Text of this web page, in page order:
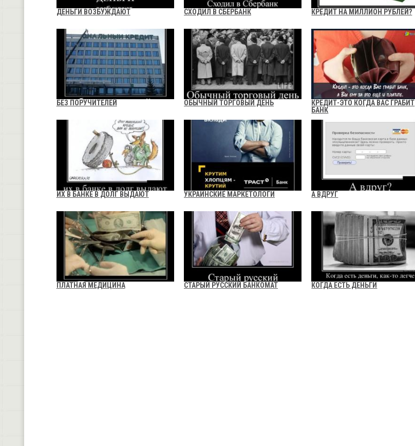
ДЕНЬГИ ВОЗБУЖДАЮТ СХОДИЛ В СБЕРБАНК КРЕДИТ НА МИЛЛИОН РУБЛЕЙ?
БЕЗ ПОРУЧИТЕЛЕЙ ОБЫЧНЫЙ ТОРГОВЫЙ ДЕНЬ
КРЕДИТ-ЭТО КОГДА ВАС ГРАБИТ
БАНК
ИХ В БАНКЕ В ДОЛГ ВЫДАЮТ УКРАИНСКИЕ МАРКЕТОЛОГИ А ВДРУГ
ПЛАТНАЯ МЕДИЦИНА СТАРЫЙ РУССКИЙ БАНКОМАТ КОГДА ЕСТЬ ДЕНЬГИ